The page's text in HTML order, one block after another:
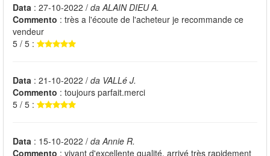
Data : 27-10-2022 / da ALAIN DIEU A.
Commento : très a l'écoute de l'acheteur je recommande ce
vendeur
5 / 5 :
Data : 21-10-2022 / da VALLé J.
Commento : toujours parfait.merci
5 / 5 :
Data : 15-10-2022 / da Annie R.
Commento : vivant d'excellente qualité, arrivé très rapidement